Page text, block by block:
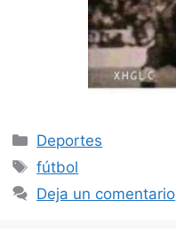
Categorías
Deportes
Etiquetas
fútbol
Deja un comentario